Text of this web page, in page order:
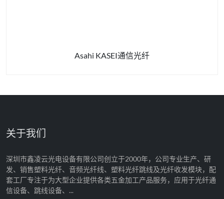
Asahi KASEI通信光纤
关于我们
深圳市鑫凌云光电设备有限公司创立于2000年，公司专业生产、研
发、销售塑料光纤、音频光纤线、塑料光纤跳线及光纤收发模块，配
套工厂专注于为大型企业提供各类五金加工产品服务，应用于光纤通
信设备、跳线设备、...